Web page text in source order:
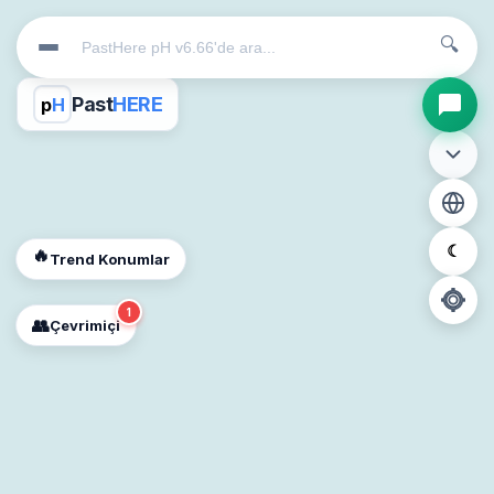
pH PastHERE
🔥Trend Konumlar
🔍
☾
👥Çevrimiçi
1